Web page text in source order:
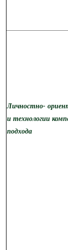
Личностно-
и технологии
подхода